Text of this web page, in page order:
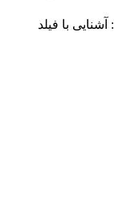
قسمت 6: آشنایی با فیلد